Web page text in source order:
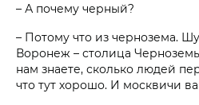
– А почему черный?
– Потому что из чернозема.
Воронеж – столица
нам знаете, сколько людей
что тут хорошо. И москвичи